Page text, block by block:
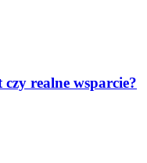
realne wsparcie?